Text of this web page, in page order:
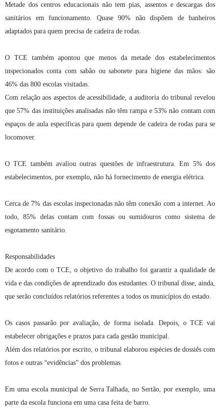
Metade dos centros educacionais não tem pias, assentos e descargas dos
sanitários em funcionamento. Quase 90% não dispõem de banheiros
adaptados para quem precisa de cadeira de rodas.
O TCE também apontou que menos da metade dos estabelecimentos
inspecionados conta com sabão ou sabonete para higiene das mãos: são
46% das 800 escolas visitadas.
Com relação aos aspectos de acessibilidade, a auditoria do tribunal revelou
que 57% das instituições analisadas não têm rampa e 53% não contam com
espaços de aula específicas para quem depende de cadeira de rodas para se
locomover.
O TCE também avaliou outras questões de infraestrutura. Em 5% dos
estabelecimentos, por exemplo, não há fornecimento de energia elétrica.
Cerca de 7% das escolas inspecionadas não têm conexão com a internet. Ao
todo, 85% delas contam com fossas ou sumidouros como sistema de
esgotamento sanitário.
Responsabilidades
De acordo com o TCE, o objetivo do trabalho foi garantir a qualidade de
vida e das condições de aprendizado dos estudantes. O tribunal disse, ainda,
que serão concluídos relatórios referentes a todos os municípios do estado.
Os casos passarão por avaliação, de forma isolada. Depois, o TCE vai
estabelecer obrigações e prazos para cada gestão municipal.
Além dos relatórios por escrito, o tribunal elaborou espécies de dossiês com
fotos e outras “evidências” dos problemas.
Em uma escola municipal de Serra Talhada, no Sertão, por exemplo, uma
parte da escola funciona em uma casa feita de barro.